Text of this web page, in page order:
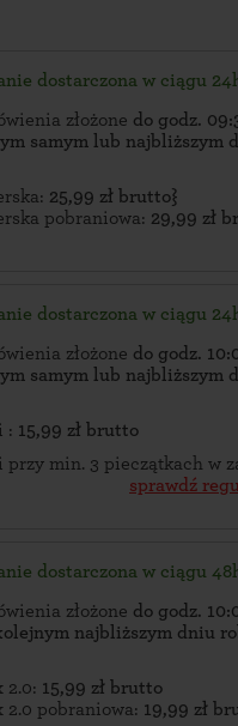
dostarczona w ciągu
złożone do godz.
samym lub najbliższym
25,99 zł brutto}
pobraniowa: 29,99 zł
dostarczona w ciągu
złożone do godz.
samym lub najbliższym
: 15,99 zł brutto
przy min. 3 pieczątkach w
sprawdź
dostarczona w ciągu
złożone do godz.
najbliższym dniu
2.0: 15,99 zł brutto
2.0 pobraniowa: 19,99 zł